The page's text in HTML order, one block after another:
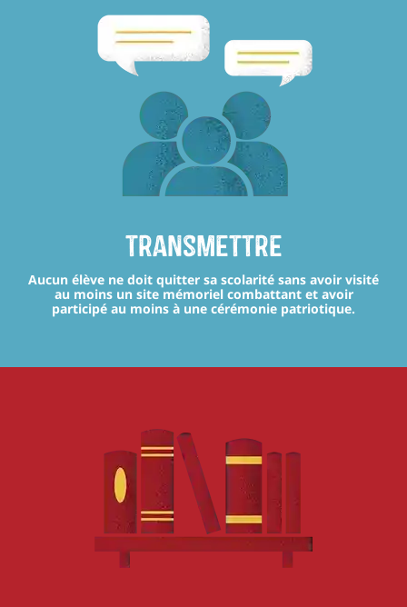
transmettre
Aucun élève ne doit quitter sa scolarité sans avoir visité
au moins un site mémoriel combattant et avoir
participé au moins à une cérémonie patriotique.